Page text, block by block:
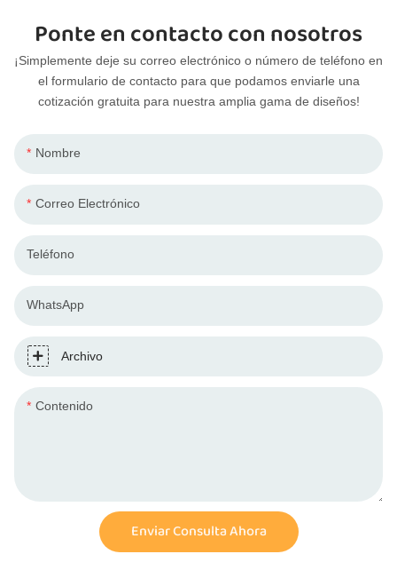
Ponte en contacto con nosotros
¡Simplemente deje su correo electrónico o número de teléfono en
el formulario de contacto para que podamos enviarle una
cotización gratuita para nuestra amplia gama de diseños!
Nombre
Correo Electrónico
Teléfono
WhatsApp
Archivo
Contenido
Enviar Consulta Ahora